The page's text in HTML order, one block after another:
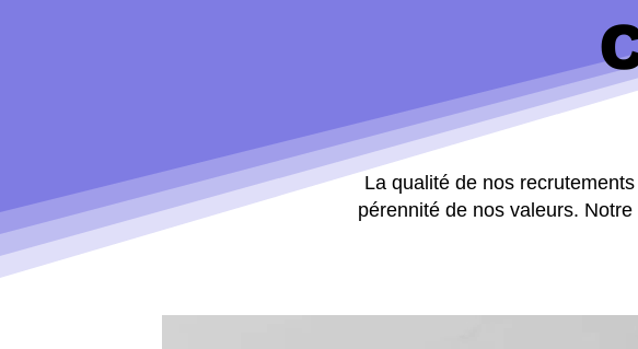
La qualité de nos
pérennité de nos valeurs.